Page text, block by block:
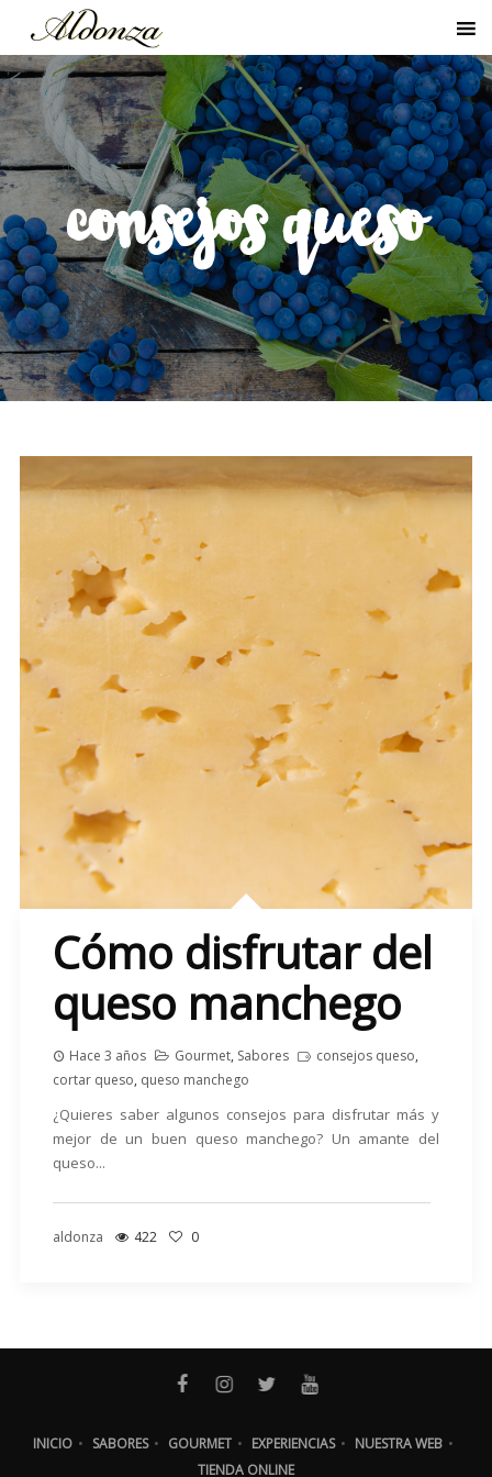
consejos queso
Cómo disfrutar del
queso manchego
Hace 3 años Gourmet, Sabores consejos queso,
cortar queso, queso manchego
¿Quieres saber algunos consejos para disfrutar más y
mejor de un buen queso manchego? Un amante del
queso...
aldonza 422 0
INICIO • SABORES • GOURMET • EXPERIENCIAS • NUESTRA WEB •
TIENDA ONLINE